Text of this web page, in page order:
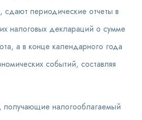
сдают периодические отчеты в
налоговых деклараций о сумме
а в конце календарного года
событий, составляя
налогооблагаемый